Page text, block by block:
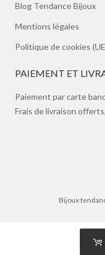
Blog Tendance Bijoux
Mentions légales
Politique de cookies
PAIEMENT ET
Paiement par carte
Frais de livraison
Bijoux